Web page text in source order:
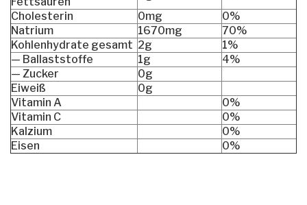
Cholesterin
0mg
0%
Natrium
1670mg
70%
Kohlenhydrate gesamt 2g
1%
— Ballaststoffe
1g
4%
— Zucker
0g
Eiweiß
0g
Vitamin A
0%
Vitamin C
0%
Kalzium
0%
Eisen
0%